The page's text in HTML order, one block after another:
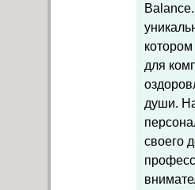
для
души.
своего